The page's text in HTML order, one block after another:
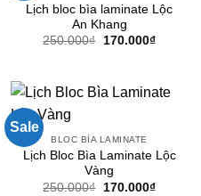
Lịch bloc bìa laminate Lộc
An Khang
250.000₫
Giá
170.000₫Giá
Sale
BLOC BÌA LAMINATE
Lịch Bloc Bìa Laminate Lộc
Vàng
250.000₫
Giá
170.000₫Giá